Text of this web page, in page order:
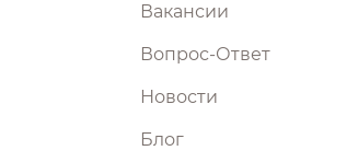
Вакансии
Вопрос-Ответ
Новости
Блог